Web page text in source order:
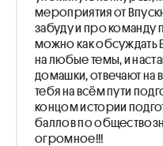
мероприятия от
забуду и про команду
можно как обсуждать
на любые темы, и
домашки, отвечают
тебя на всём пути
концом истории
баллов по
огромное!!!